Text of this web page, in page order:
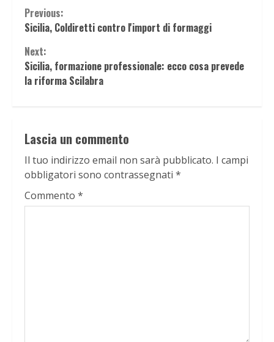
Continue
Reading
Previous:
Sicilia, Coldiretti contro l'import di formaggi
Next:
Sicilia, formazione professionale: ecco cosa prevede
la riforma Scilabra
Lascia un commento
Il tuo indirizzo email non sarà pubblicato. I campi
obbligatori sono contrassegnati *
Commento *